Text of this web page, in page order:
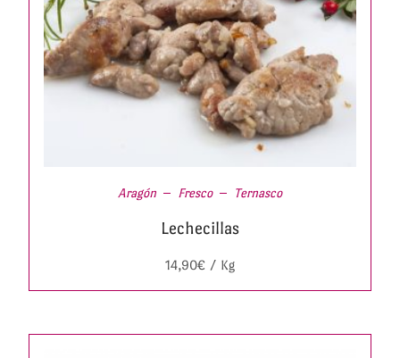
Aragón Fresco Ternasco
Lechecillas
14,90€ / Kg